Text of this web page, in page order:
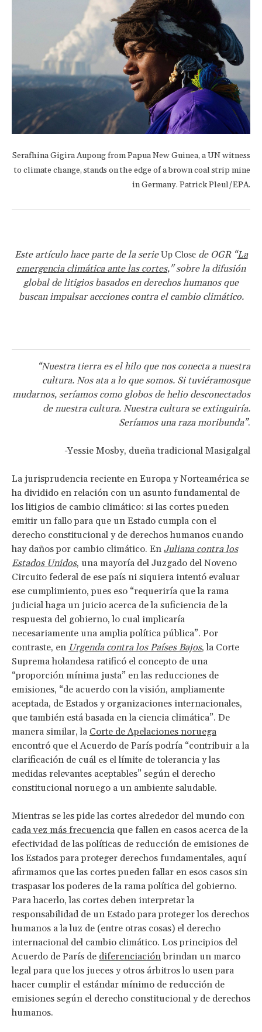
Serafhina Gigira Aupong from Papua New Guinea, a UN witness
to climate change, stands on the edge of a brown coal strip mine
in Germany. Patrick Pleul/EPA.
Este artículo hace parte de la serieUp Closede OGR “La
emergencia climática ante las cortes," sobre la difusión
global de litigios basados en derechos humanos que
buscan impulsar accciones contra el cambio climático.
“Nuestra tierra es el hilo que nos conecta a nuestra
cultura. Nos ata a lo que somos. Si tuviéramosque
mudarnos, seríamos como globos de helio desconectados
de nuestra cultura. Nuestra cultura se extinguiría.
Seríamos una raza moribunda”.
-Yessie Mosby, dueña tradicional Masigalgal
La jurisprudencia reciente en Europa y Norteamérica se
ha dividido en relación con un asunto fundamental de
los litigios de cambio climático: si las cortes pueden
emitir un fallo para que un Estado cumpla con el
derecho constitucional y de derechos humanos cuando
hay daños por cambio climático. En Juliana contra los
Estados Unidos, una mayoría del Juzgado del Noveno
Circuito federal de ese país ni siquiera intentó evaluar
ese cumplimiento, pues eso “requeriría que la rama
judicial haga un juicio acerca de la suficiencia de la
respuesta del gobierno, lo cual implicaría
necesariamente una amplia política pública”. Por
contraste, en Urgenda contra los Países Bajos, la Corte
Suprema holandesa ratificó el concepto de una
“proporción mínima justa” en las reducciones de
emisiones, “de acuerdo con la visión, ampliamente
aceptada, de Estados y organizaciones internacionales,
que también está basada en la ciencia climática”. De
manera similar, la Corte de Apelaciones noruega
encontró que el Acuerdo de París podría “contribuir a la
clarificación de cuál es el límite de tolerancia y las
medidas relevantes aceptables” según el derecho
constitucional noruego a un ambiente saludable.
Mientras se les pide las cortes alrededor del mundo con
cada vez más frecuencia que fallen en casos acerca de la
efectividad de las políticas de reducción de emisiones de
los Estados para proteger derechos fundamentales, aquí
afirmamos que las cortes pueden fallar en esos casos sin
traspasar los poderes de la rama política del gobierno.
Para hacerlo, las cortes deben interpretar la
responsabilidad de un Estado para proteger los derechos
humanos a la luz de (entre otras cosas) el derecho
internacional del cambio climático. Los principios del
Acuerdo de París de diferenciaciónbrindan un marco
legal para que los jueces y otros árbitros lo usen para
hacer cumplir el estándar mínimo de reducción de
emisiones según el derecho constitucional y de derechos
humanos.